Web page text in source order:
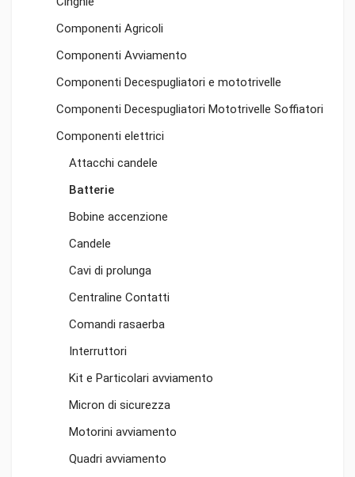
Componenti Agricoli
Componenti Avviamento
Componenti Decespugliatori e mototrivelle
Componenti Decespugliatori Mototrivelle Soffiatori
Componenti elettrici
Attacchi candele
Batterie
Bobine accenzione
Candele
Cavi di prolunga
Centraline Contatti
Comandi rasaerba
Interruttori
Kit e Particolari avviamento
Micron di sicurezza
Motorini avviamento
Quadri avviamento